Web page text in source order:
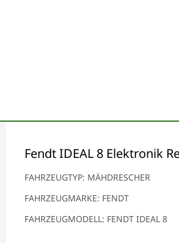
Fendt IDEAL 8 Elektronik
FAHRZEUGTYP: MÄHDRESCHER
FAHRZEUGMARKE: FENDT
FAHRZEUGMODELL: FENDT IDEAL 8